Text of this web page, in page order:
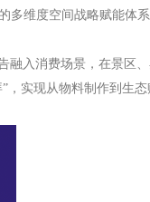
多维度空间战略赋能体系
融入消费场景，在景区
，实现从物料制作到生态